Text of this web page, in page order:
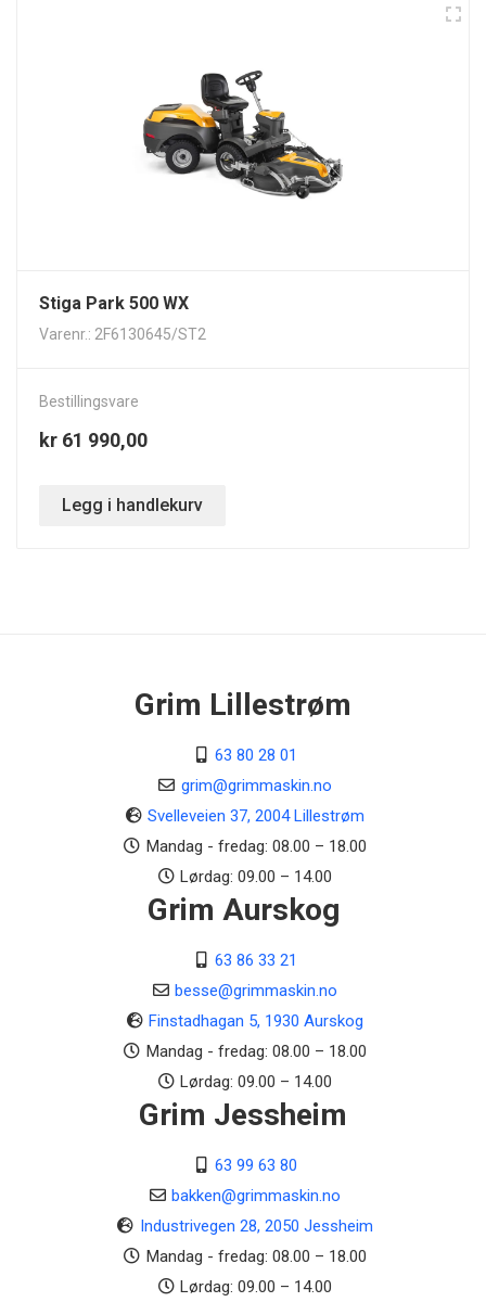
Stiga Park 500 WX
Varenr.: 2F6130645/ST2
Bestillingsvare
kr 61 990,00
Legg i handlekurv
Grim Lillestrøm
63 80 28 01
grim@grimmaskin.no
Svelleveien 37, 2004 Lillestrøm
Mandag - fredag: 08.00 – 18.00
Lørdag: 09.00 – 14.00
Grim Aurskog
63 86 33 21
besse@grimmaskin.no
Finstadhagan 5, 1930 Aurskog
Mandag - fredag: 08.00 – 18.00
Lørdag: 09.00 – 14.00
Grim Jessheim
63 99 63 80
bakken@grimmaskin.no
Industrivegen 28, 2050 Jessheim
Mandag - fredag: 08.00 – 18.00
Lørdag: 09.00 – 14.00